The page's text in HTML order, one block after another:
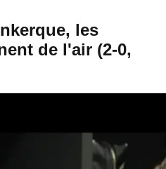
les
de l'air (2-0,